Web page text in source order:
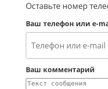
Оставьте номер
Ваш телефон или e-
Ваш комментарий